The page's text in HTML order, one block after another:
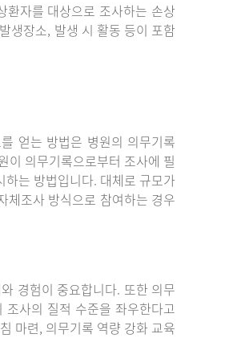
자를 대상으로 조사하는 손상
생장소, 발생 시 활동 등이 포함
얻는 방법은 병원의 의무기록
이 의무기록으로부터 조사에 필
는 방법입니다. 대체로 규모가
체조사 방식으로 참여하는 경우
경험이 중요합니다. 또한 의무
사의 질적 수준을 좌우한다고
마련, 의무기록 역량 강화 교육